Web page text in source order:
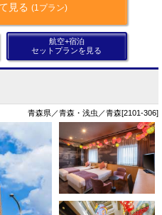
見る (1プラン)
航空+宿泊
セットプランを見る
青森県／青森・浅虫／青森[2101-306]